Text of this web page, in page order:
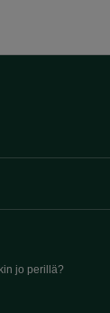
jo perillä?